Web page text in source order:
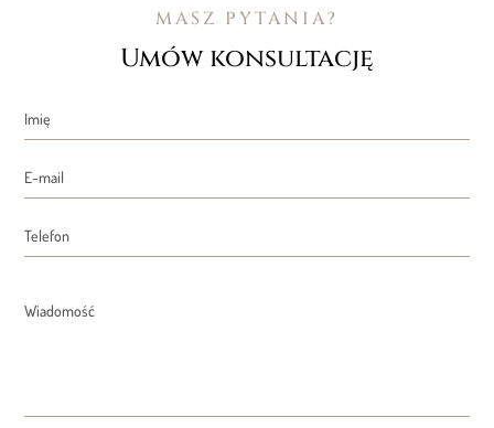
MASZ PYTANIA?
Umów konsultację